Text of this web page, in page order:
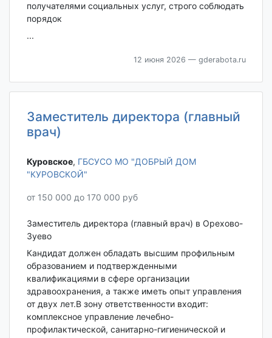
получателями социальных услуг, строго соблюдать
порядок
...
12 июня 2026 — gderabota.ru
Заместитель директора (главный
врач)
Куровское‎, ГБСУСО МО "ДОБРЫЙ ДОМ
"КУРОВСКОЙ"
от 150 000 до 170 000 руб
Заместитель директора (главный врач) в Орехово-
Зуево
Кандидат должен обладать высшим профильным
образованием и подтвержденными
квалификациями в сфере организации
здравоохранения, а также иметь опыт управления
от двух лет.В зону ответственности входит:
комплексное управление лечебно-
профилактической, санитарно-гигиенической и